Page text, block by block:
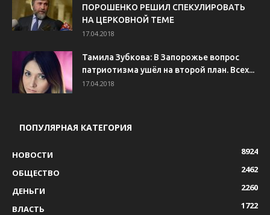
ПОРОШЕНКО РЕШИЛ СПЕКУЛИРОВАТЬ
НА ЦЕРКОВНОЙ ТЕМЕ
17.04.2018
Тамила Зубкова: В Запорожье вопрос
патриотизма ушёл на второй план. Всех...
17.04.2018
ПОПУЛЯРНАЯ КАТЕГОРИЯ
НОВОСТИ
8924
ОБЩЕСТВО
2462
ДЕНЬГИ
2260
ВЛАСТЬ
1722